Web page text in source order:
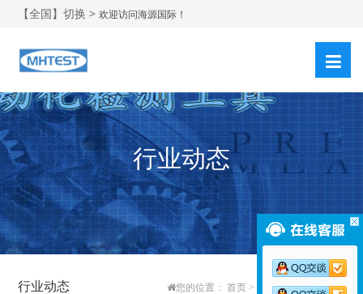
【全国】切换 >欢迎访问海源国际！
行业动态
行业动态 您的位置： 首页> 新闻中心>行业动态